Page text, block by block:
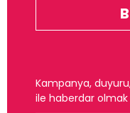
Kampanya,
ile haberdar